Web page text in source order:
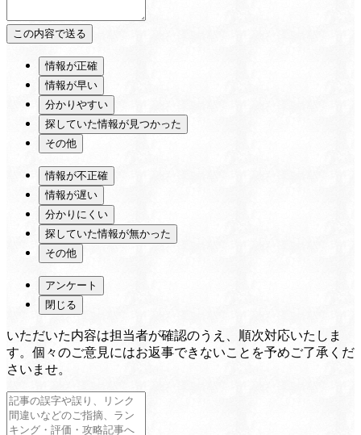
情報が正確
情報が早い
分かりやすい
探していた情報が見つかった
その他
情報が不正確
情報が遅い
分かりにくい
探していた情報が無かった
その他
アンケート
閉じる
いただいた内容は担当者が確認のうえ、順次対応いたしま
す。個々のご意見にはお返事できないことを予めご了承くだ
さいませ。